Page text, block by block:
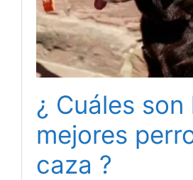
¿ Cuáles son
mejores
caza ?